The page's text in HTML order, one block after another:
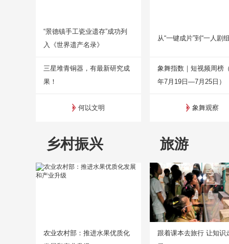
“景德镇手工瓷业遗存”成功列
入《世界遗产名录》
三星堆青铜器，有最新研究成
果！
何以文明
从“一键成片”到“一人剧
象舞指数｜短视频周榜
年7月19日—7月25日）
象舞观察
乡村振兴
农业农村部：推进水果优质化
旅游
跟着课本去旅行 让知识